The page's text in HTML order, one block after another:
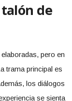
de
pero en
trama principal es
los diálogos
se sienta